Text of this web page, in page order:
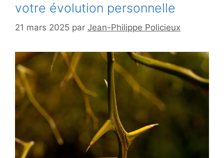
votre évolution personnelle
21 mars 2025 par Jean-Philippe Policieux